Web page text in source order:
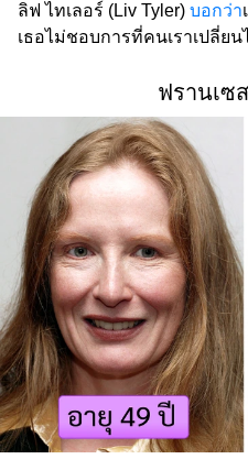
ลิฟ ไทเลอร์ (Liv Tyler) บอกว่า
เธอไม่ชอบการที่คนเราเปลี่ย
ฟรานเซ